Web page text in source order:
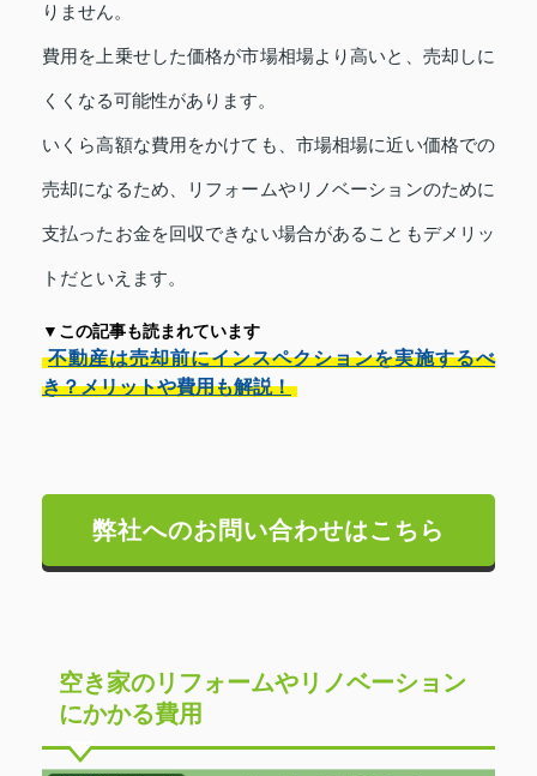
りません。
費用を上乗せした価格が市場相場より高いと、売却しに
くくなる可能性があります。
いくら高額な費用をかけても、市場相場に近い価格での
売却になるため、リフォームやリノベーションのために
支払ったお金を回収できない場合があることもデメリッ
トだといえます。
▼この記事も読まれています
不動産は売却前にインスペクションを実施するべ
き？メリットや費用も解説！
弊社へのお問い合わせはこちら
空き家のリフォームやリノベーション
にかかる費用